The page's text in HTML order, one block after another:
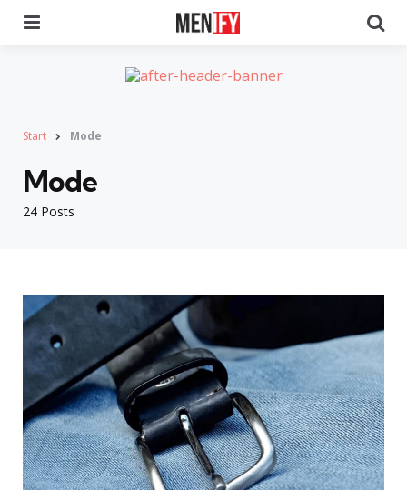
Start Mode
24 Posts
Mode